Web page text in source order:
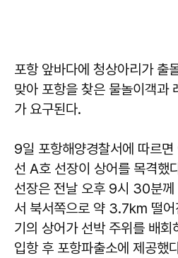
포항 앞바다에 청상아리가 출
맞아 포항을 찾은 물놀이객과
가 요구된다.
9일 포항해양경찰서에 따르
선 A호 선장이 상어를 목격했
선장은 전날 오후 9시 30분께
서 북서쪽으로 약 3.7km 떨
기의 상어가 선박 주위를 배
입항 후 포항파출소에 제공했